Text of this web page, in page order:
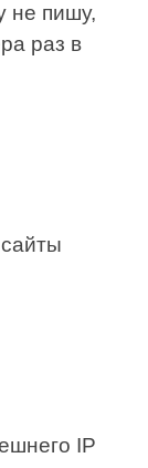
не пишу,
раз в
IP